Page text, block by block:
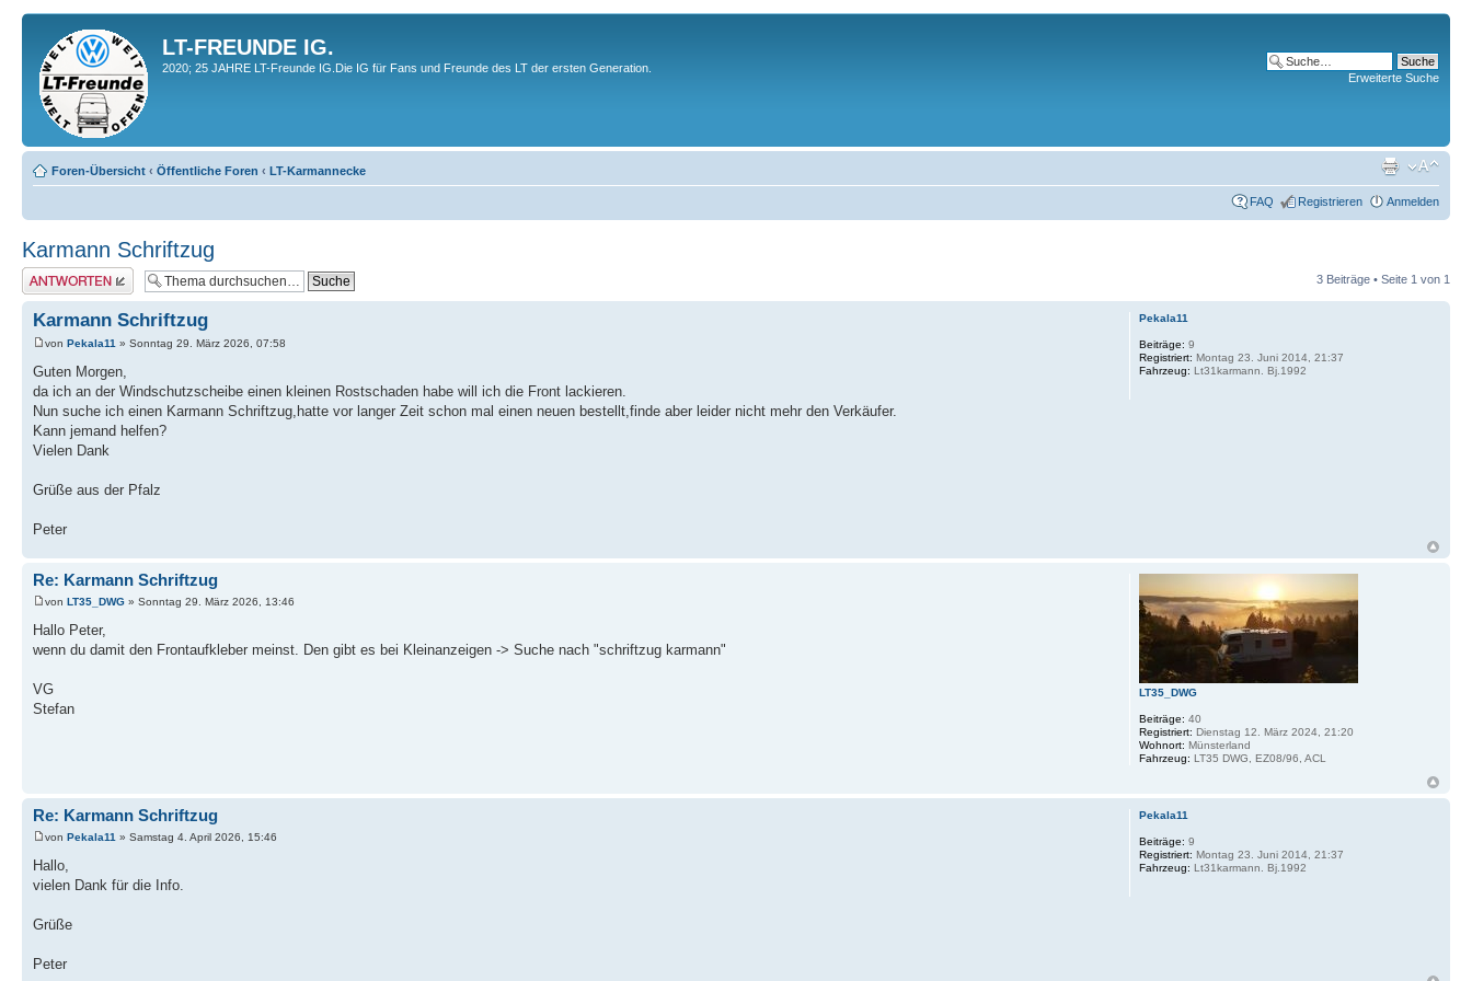
LT-FREUNDE IG.
2020; 25 JAHRE LT-Freunde IG.Die IG für Fans und Freunde des LT der ersten Generation.
Erweiterte Suche
Foren-Übersicht ‹ Öffentliche Foren ‹ LT-Karmannecke
FAQ Registrieren Anmelden
Karmann Schriftzug
Antwort erstellen 3 Beiträge • Seite 1 von 1
Karmann Schriftzug
von Pekala11 » Sonntag 29. März 2026, 07:58
Guten Morgen,
da ich an der Windschutzscheibe einen kleinen Rostschaden habe will ich die Front lackieren.
Nun suche ich einen Karmann Schriftzug,hatte vor langer Zeit schon mal einen neuen bestellt,finde aber leider nicht mehr den Verkäufer.
Kann jemand helfen?
Vielen Dank
Grüße aus der Pfalz
Peter
Pekala11
Beiträge: 9
Registriert: Montag 23. Juni 2014, 21:37
Fahrzeug: Lt31karmann. Bj.1992
Re: Karmann Schriftzug
von LT35_DWG » Sonntag 29. März 2026, 13:46
Hallo Peter,
wenn du damit den Frontaufkleber meinst. Den gibt es bei Kleinanzeigen -> Suche nach "schriftzug karmann"
VG
Stefan
LT35_DWG
Beiträge: 40
Registriert: Dienstag 12. März 2024, 21:20
Wohnort: Münsterland
Fahrzeug: LT35 DWG, EZ08/96, ACL
Re: Karmann Schriftzug
von Pekala11 » Samstag 4. April 2026, 15:46
Hallo,
vielen Dank für die Info.
Grüße
Peter
Pekala11
Beiträge: 9
Registriert: Montag 23. Juni 2014, 21:37
Fahrzeug: Lt31karmann. Bj.1992